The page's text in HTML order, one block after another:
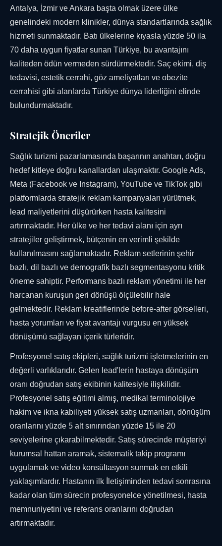
Antalya, İzmir ve Ankara başta olmak üzere ülke
genelindeki modern klinikler, dünya standartlarında sağlık
hizmeti sunmaktadır. Batı ülkelerine kıyasla yüzde 50 ila
70 daha uygun fiyatlar sunan Türkiye, bu avantajını
kaliteden ödün vermeden sürdürmektedir. Saç ekimi, diş
tedavisi, estetik cerrahi, göz ameliyatları ve obezite
cerrahisi gibi alanlarda Türkiye dünya liderliğini elinde
bulundurmaktadır.
Stratejik Öneriler
Sağlık turizmi pazarlamasında başarının anahtarı, doğru
hedef kitleye doğru kanallardan ulaşmaktır. Google Ads,
Meta (Facebook ve Instagram), YouTube ve TikTok gibi
platformlarda stratejik reklam kampanyaları yürütmek,
lead maliyetlerini düşürürken hasta kalitesini
artırmaktadır. Her ülke ve her tedavi alanı için ayrı
stratejiler geliştirmek, bütçenin en verimli şekilde
kullanılmasını sağlamaktadır. Reklam setlerinin şehir
bazlı, dil bazlı ve demografik bazlı segmentasyonu kritik
öneme sahiptir. Performans bazlı reklam yönetimi ile her
harcanan kuruşun geri dönüşü ölçülebilir hale
gelmektedir. Reklam kreatiflerinde before-after görselleri,
hasta yorumları ve fiyat avantajı vurgusu en yüksek
dönüşümü sağlayan içerik türleridir.
Profesyonel satış ekipleri, sağlık turizmi işletmelerinin en
değerli varlıklarıdır. Gelen lead'lerin hastaya dönüşüm
oranı doğrudan satış ekibinin kalitesiyle ilişkilidir.
Profesyonel satış eğitimi almış, medikal terminolojiye
hakim ve ikna kabiliyeti yüksek satış uzmanları, dönüşüm
oranlarını yüzde 5 alt sınırından yüzde 15 ile 20
seviyelerine çıkarabilmektedir. Satış sürecinde müşteriyi
kurumsal hattan aramak, sistematik takip programı
uygulamak ve video konsültasyon sunmak en etkili
yaklaşımlardır. Hastanın ilk İletişiminden tedavi sonrasına
kadar olan tüm sürecin profesyonelce yönetilmesi, hasta
memnuniyetini ve referans oranlarını doğrudan
artırmaktadır.